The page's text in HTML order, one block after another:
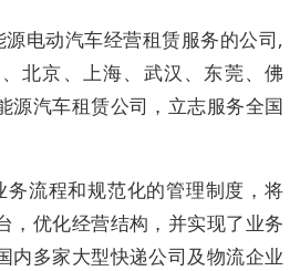
电动汽车经营租赁服务的公司,
北京、上海、武汉、东莞、佛
源汽车租赁公司，立志服务全国
务流程和规范化的管理制度，将
，优化经营结构，并实现了业务
内多家大型快递公司及物流企业